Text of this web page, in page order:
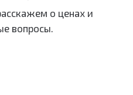
о ценах и
вопросы.